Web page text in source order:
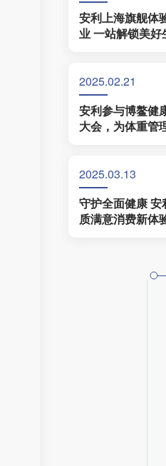
安利上海旗舰体
业 一站解锁美好
2025.02.21
安利参与博鳌健
大会，为体重管
2025.03.13
守护全面健康 安
质满意消费新体